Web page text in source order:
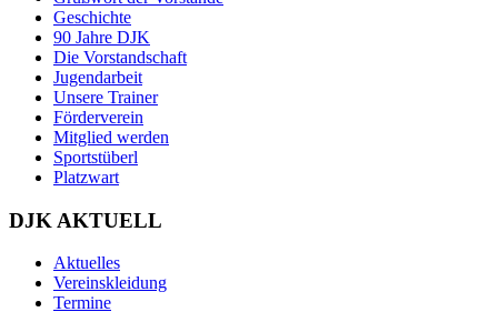
Geschichte
90 Jahre DJK
Die Vorstandschaft
Jugendarbeit
Unsere Trainer
Förderverein
Mitglied werden
Sportstüberl
Platzwart
DJK AKTUELL
Aktuelles
Vereinskleidung
Termine